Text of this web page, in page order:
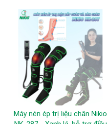
Máy nén ép trị liệu chân Nikio